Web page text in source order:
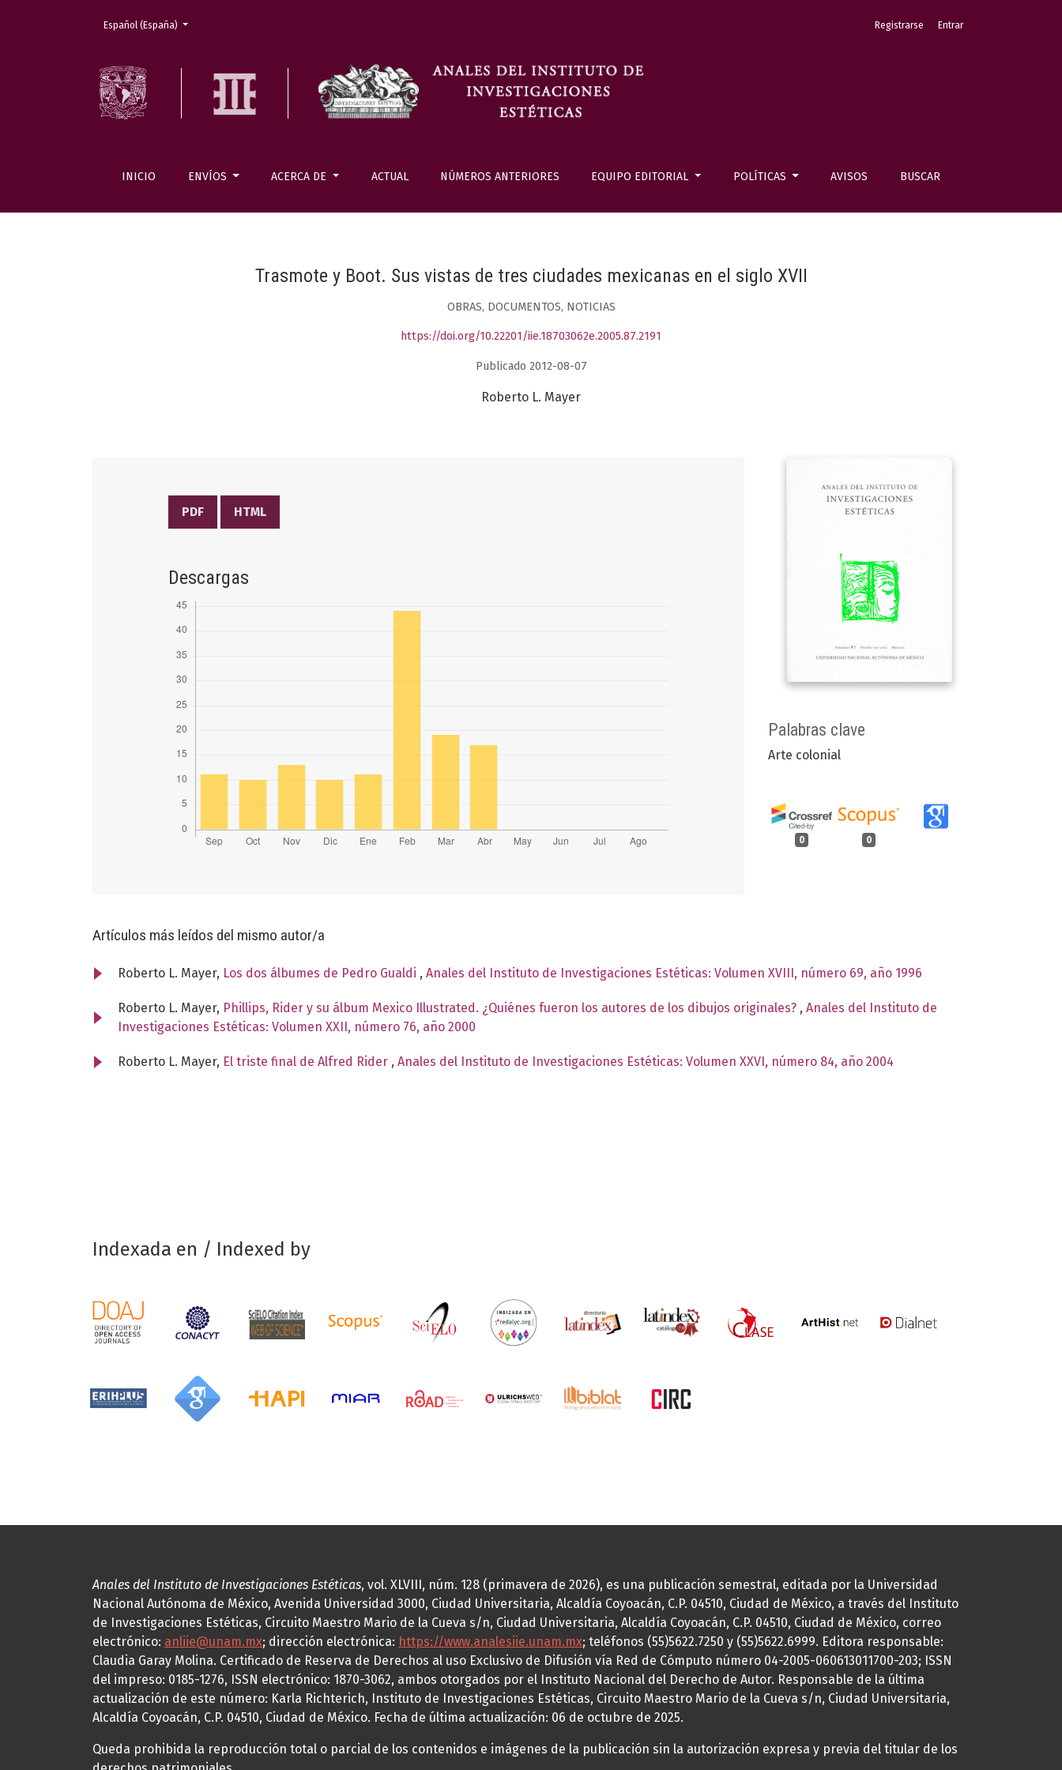
INICIO ENVÍOS ACERCA DE ACTUAL NÚMEROS ANTERIORES EQUIPO EDITORIAL POLÍTICAS AVISOS BUSCAR
Registrarse Entrar
Cambiar el idioma. El actual es:
Español (España)
Trasmote y Boot. Sus vistas de tres ciudades mexicanas en el siglo XVII
OBRAS, DOCUMENTOS, NOTICIAS
https://doi.org/10.22201/iie.18703062e.2005.87.2191
Publicado 2012-08-07
Roberto L. Mayer
Palabras clave
Arte colonial
0 0
PDF HTML
Descargas
Artículos más leídos del mismo autor/a
Roberto L. Mayer, Los dos álbumes de Pedro Gualdi , Anales del Instituto de Investigaciones Estéticas: Volumen XVIII, número 69, año 1996
Roberto L. Mayer, Phillips, Rider y su álbum Mexico Illustrated. ¿Quiénes fueron los autores de los dibujos originales? , Anales del Instituto de
Investigaciones Estéticas: Volumen XXII, número 76, año 2000
Roberto L. Mayer, El triste final de Alfred Rider , Anales del Instituto de Investigaciones Estéticas: Volumen XXVI, número 84, año 2004
Indexada en / Indexed by
Anales del Instituto de Investigaciones Estéticas, vol. XLVIII, núm. 128 (primavera de 2026), es una publicación semestral, editada por la Universidad
Nacional Autónoma de México, Avenida Universidad 3000, Ciudad Universitaria, Alcaldía Coyoacán, C.P. 04510, Ciudad de México, a través del Instituto
de Investigaciones Estéticas, Circuito Maestro Mario de la Cueva s/n, Ciudad Universitaria, Alcaldía Coyoacán, C.P. 04510, Ciudad de México, correo
electrónico: anliie@unam.mx; dirección electrónica: https://www.analesiie.unam.mx; teléfonos (55)5622.7250 y (55)5622.6999. Editora responsable:
Claudia Garay Molina. Certificado de Reserva de Derechos al uso Exclusivo de Difusión vía Red de Cómputo número 04-2005-060613011700-203; ISSN
del impreso: 0185-1276, ISSN electrónico: 1870-3062, ambos otorgados por el Instituto Nacional del Derecho de Autor. Responsable de la última
actualización de este número: Karla Richterich, Instituto de Investigaciones Estéticas, Circuito Maestro Mario de la Cueva s/n, Ciudad Universitaria,
Alcaldía Coyoacán, C.P. 04510, Ciudad de México. Fecha de última actualización: 06 de octubre de 2025.
Queda prohibida la reproducción total o parcial de los contenidos e imágenes de la publicación sin la autorización expresa y previa del titular de los